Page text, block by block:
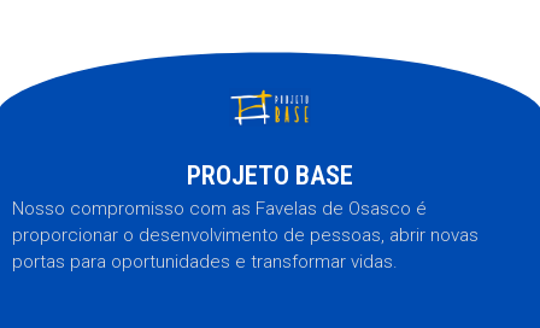
PROJETO BASE
Nosso compromisso com as Favelas de Osasco é
proporcionar o desenvolvimento de pessoas, abrir novas
portas para oportunidades e transformar vidas.